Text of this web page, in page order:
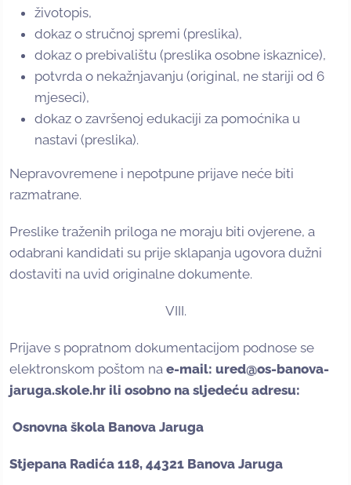
životopis,
dokaz o stručnoj spremi (preslika),
dokaz o prebivalištu (preslika osobne iskaznice),
potvrda o nekažnjavanju (original, ne stariji od 6
mjeseci),
dokaz o završenoj edukaciji za pomoćnika u
nastavi (preslika).
Nepravovremene i nepotpune prijave neće biti
razmatrane.
Preslike traženih priloga ne moraju biti ovjerene, a
odabrani kandidati su prije sklapanja ugovora dužni
dostaviti na uvid originalne dokumente.
VIII.
Prijave s popratnom dokumentacijom podnose se
elektronskom poštom na e-mail: ured@os-banova-
jaruga.skole.hr ili osobno na sljedeću adresu:
Osnovna škola Banova Jaruga
Stjepana Radića 118, 44321 Banova Jaruga